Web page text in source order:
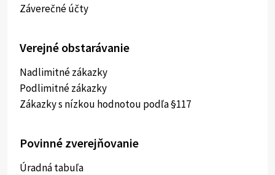
Záverečné účty
Verejné obstarávanie
Nadlimitné zákazky
Podlimitné zákazky
Zákazky s nízkou hodnotou podľa §117
Povinné zverejňovanie
Úradná tabuľa